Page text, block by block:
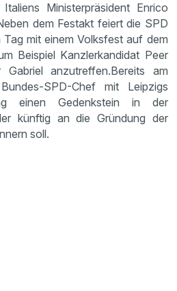
Minis­ter­prä­si­dent Enrico
dem Festakt feiert die SPD
mit einem Volks­fest auf dem
Beispiel Kanzler­kan­didat Peer
anzutreffen.Bereits am
SPD-Chef mit Leipzigs
einen Gedenk­stein in der
künftig an die Gründung der
soll.